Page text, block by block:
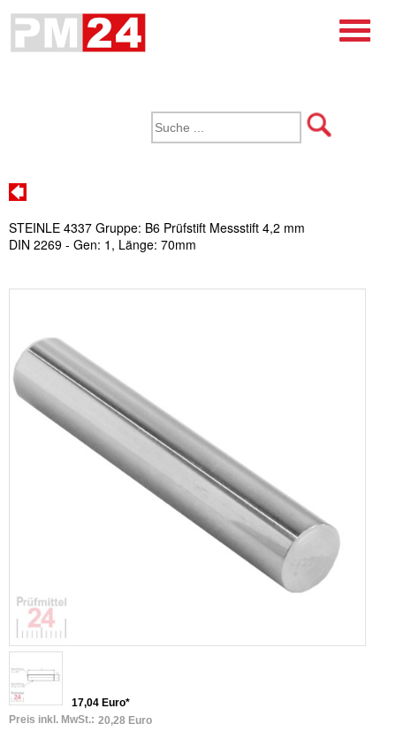
STEINLE 4337 Gruppe: B6 Prüfstift Messstift 4,2 mm
DIN 2269 - Gen: 1, Länge: 70mm
17,04 Euro*
Preis inkl. MwSt.: 20,28 Euro